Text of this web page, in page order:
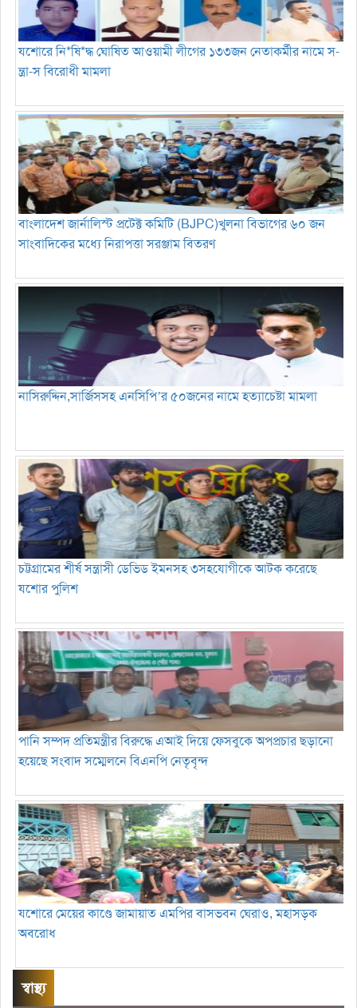
যশোরে নি*ষি*দ্ধ ঘোষিত আওয়ামী লীগের ১৩৩জন নেতাকর্মীর নামে স-
ন্ত্রা-স বিরোধী মামলা
বাংলাদেশ জার্নালিস্ট প্রটেক্ট কমিটি (BJPC)খুলনা বিভাগের ৬০ জন
সাংবাদিকের মধ্যে নিরাপত্তা সরঞ্জাম বিতরণ
নাসিরুদ্দিন,সার্জিসসহ এনসিপি’র ৫০জনের নামে হত্যাচেষ্টা মামলা
চট্টগ্রামের শীর্ষ সন্ত্রাসী ডেভিড ইমনসহ ৩সহযোগীকে আটক করেছে
যশোর পুলিশ
পানি সম্পদ প্রতিমন্ত্রীর বিরুদ্ধে এআই দিয়ে ফেসবুকে অপপ্রচার ছড়ানো
হয়েছে সংবাদ সম্মেলনে বিএনপি নেতৃবৃন্দ
যশোরে মেয়ের কাণ্ডে জামায়াত এমপির বাসভবন ঘেরাও, মহাসড়ক
অবরোধ
স্বাস্থ্য